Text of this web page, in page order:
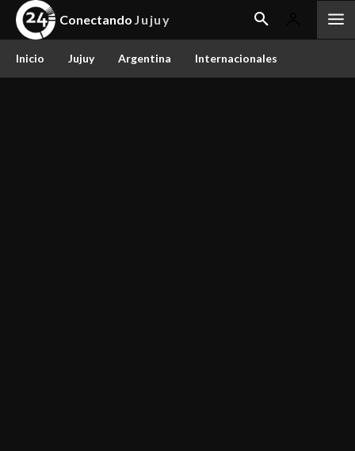
Conectando Jujuy
Inicio Jujuy Argentina Internacionales